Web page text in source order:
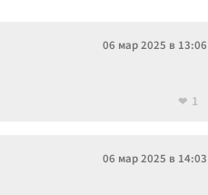
06 мар 2025 в 13:06
1
06 мар 2025 в 14:03